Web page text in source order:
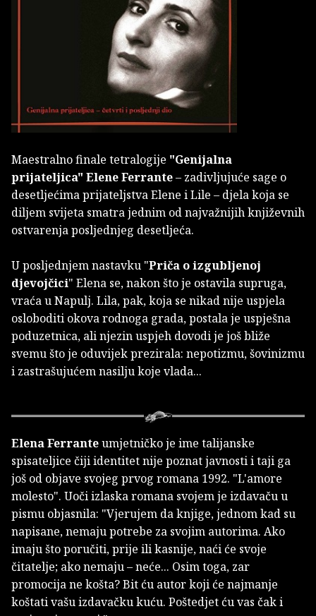
Maestralno finale tetralogije "Genijalna
prijateljica" Elene Ferrante– zadivljujuće sage o
desetljećima prijateljstva Elene i Lile – djela koja se
diljem svijeta smatra jednim od najvažnijih književnih
ostvarenja posljednjeg desetljeća.
U posljednjem nastavku "Priča o izgubljenoj
djevojčici" Elena se, nakon što je ostavila supruga,
vraća u Napulj. Lila, pak, koja se nikad nije uspjela
osloboditi okova rodnoga grada, postala je uspješna
poduzetnica, ali njezin uspjeh dovodi je još bliže
svemu što je oduvijek prezirala: nepotizmu, šovinizmu
i zastrašujućem nasilju koje vlada...
Elena Ferranteumjetničko je ime talijanske
spisateljice čiji identitet nije poznat javnosti i taji ga
još od objave svojeg prvog romana 1992. "L'amore
molesto". Uoči izlaska romana svojem je izdavaču u
pismu objasnila: "Vjerujem da knjige, jednom kad su
napisane, nemaju potrebe za svojim autorima. Ako
imaju što poručiti, prije ili kasnije, naći će svoje
čitatelje; ako nemaju – neće... Osim toga, zar
promocija ne košta? Bit ću autor koji će najmanje
koštati vašu izdavačku kuću. Poštedjet ću vas čak i